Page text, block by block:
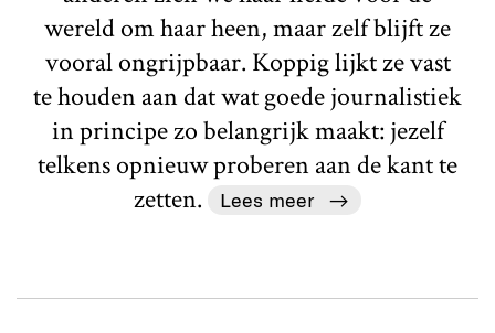
wereld om haar heen, maar zelf blijft ze
vooral ongrijpbaar. Koppig lijkt ze vast
te houden aan dat wat goede journalistiek
in principe zo belangrijk maakt: jezelf
telkens opnieuw proberen aan de kant te
zetten.
Lees meer